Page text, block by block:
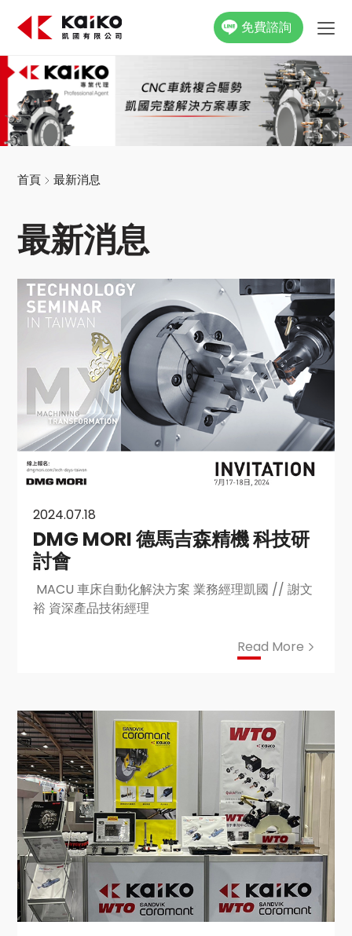
免費諮詢
關於凱國
產品資訊
最新消息
影片專區
聯絡我們
首頁 最新消息
最新消息
2024.07.18
DMG MORI 德馬吉森精機 科技研
討會
MACU 車床自動化解決方案 業務經理凱國 // 謝文
裕 資深產品技術經理
Read More